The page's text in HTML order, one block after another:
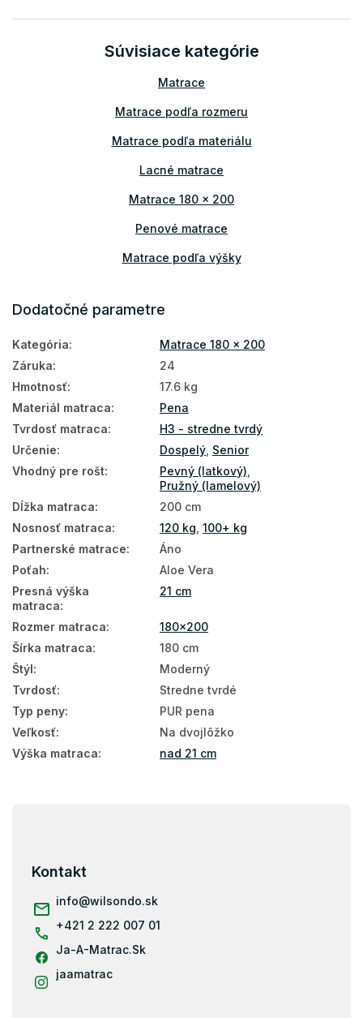
Súvisiace kategórie
Matrace
Matrace podľa rozmeru
Matrace podľa materiálu
Lacné matrace
Matrace 180 x 200
Penové matrace
Matrace podľa výšky
Vysoké matrace
Matrace Aloe Vera
Matrace PUR pena
Podlahové matrace
Matrace na zem
Matrace podľa tvrdosti
Tvrdé matrace
Zónové matrace
Veľké matrace
Antialergické matrace
Penové matrace 180x200
Matrace Aloe Vera 180x200
180x200
Matrace 200x180
Dodatočné parametre
Kategória:
Matrace 180 x 200
Záruka:
24
Hmotnosť:
17.6 kg
Materiál matraca:
Pena
Tvrdosť matraca:
H3 - stredne tvrdý
Určenie: Dospelý Senior
Vhodný pre rošt: Pevný (latkový)
Pružný (lamelový)
Dĺžka matraca:
200 cm
Nosnosť matraca: 120 kg 100+ kg
Partnerské matrace:
Áno
Poťah:
Aloe Vera
Presná výška
matraca:
21 cm
Rozmer matraca:
180x200
Šírka matraca:
180 cm
Štýl:
Moderný
Tvrdosť:
Stredne tvrdé
Typ peny:
PUR pena
Veľkosť:
Na dvojlôžko
Výška matraca: nad 21 cm
Kontakt
info@wilsondo.sk
+421 2 222 007 01
Ja-A-Matrac.Sk
jaamatrac